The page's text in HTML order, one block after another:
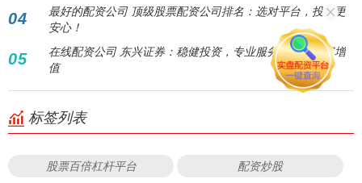
04
最好的配资公司 顶级股票配资公司排名：选对平台，投资更
安心！
05
在线配资公司 东兴证券：稳健投资，专业服务，助您财富增
值
标签列表
股票百倍杠杆平台 配资炒股